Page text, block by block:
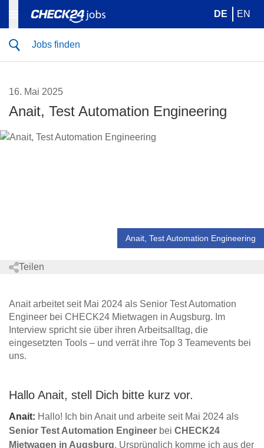
DE EN
Jobs finden
Anait, Test Automation Engineering
16. Mai 2025
Anait, Test Automation Engineering
Teilen
Anait arbeitet seit Mai 2024 als Senior Test Automation
Engineer bei CHECK24 Mietwagen in Augsburg. Im
Interview spricht sie über ihren Arbeitsalltag, die
eingesetzten Tools – und verrät ihre Top 3 Teamevents bei
uns.
Hallo Anait, stell Dich bitte kurz vor.
Anait: Hallo! Ich bin Anait und arbeite seit Mai 2024 als
Senior Test Automation Engineer bei CHECK24
Mietwagen in Augsburg. Ursprünglich komme ich aus der